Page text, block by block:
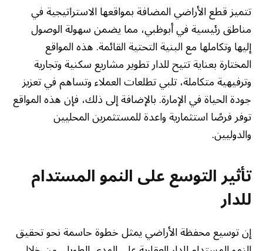
تتميز قطع الأراضي المضافة بمواقعها الاستراتيجية في
مناطق رئيسية في أبوظبي، مما يضمن سهولة الوصول
إليها وتكاملها مع البنية التحتية القائمة. هذه المواقع
المختارة بعناية تتيح للدار تطوير مشاريع سكنية وتجارية
وترفيهية متكاملة، تلبي تطلعات العملاء وتساهم في تعزيز
جودة الحياة في الإمارة. بالإضافة إلى ذلك، فإن هذه المواقع
توفر فرصًا استثمارية واعدة للمستثمرين المحليين
والدوليين.
تأثير التوسع على النمو المستدام
للدار
إن توسيع محفظة الأراضي يمثل خطوة حاسمة نحو تحقيق